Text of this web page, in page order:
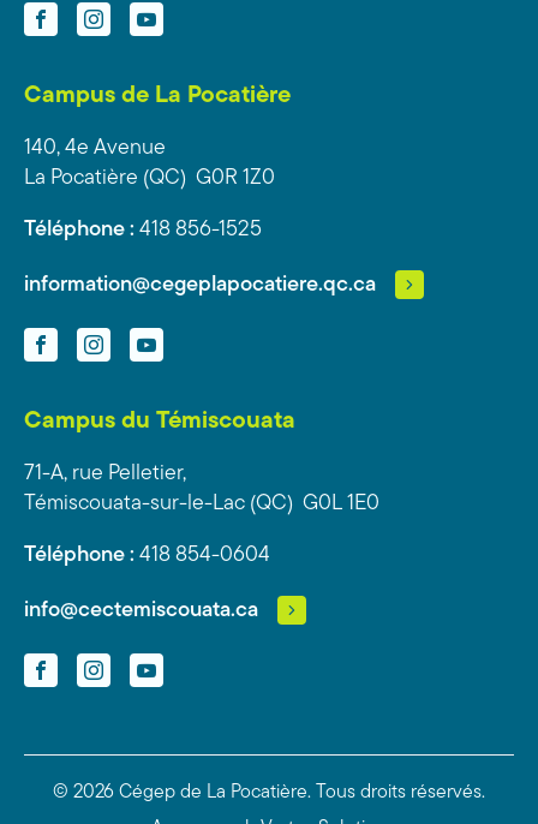
FacebookInstagramYouTube
Campus de La Pocatière
140, 4e Avenue
La Pocatière (QC) G0R 1Z0
Téléphone : 418 856-1525
information@cegeplapocatiere.qc.ca
FacebookInstagramYouTube
Campus du Témiscouata
71-A, rue Pelletier,
Témiscouata-sur-le-Lac (QC) G0L 1E0
Téléphone : 418 854-0604
info@cectemiscouata.ca
FacebookInstagramYouTube
© 2026 Cégep de La Pocatière.
Tous droits réservés.